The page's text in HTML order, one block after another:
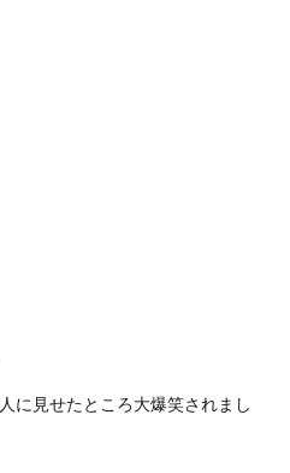
に見せたところ大爆笑されまし